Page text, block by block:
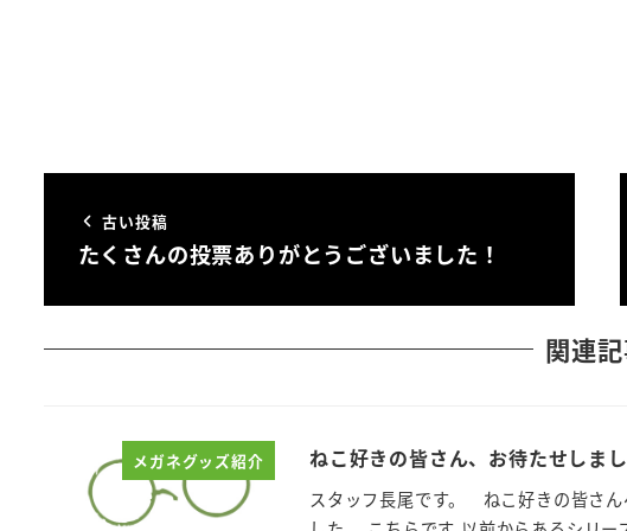
古い投稿
たくさんの投票ありがとうございました！
関連
メガネグッズ紹介 ねこ好きの皆さん、お待たせしま
スタッフ長尾です。 ねこ好きの皆さん